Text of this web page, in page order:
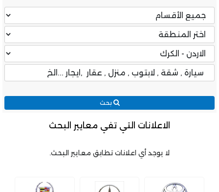
بحث
الاعلانات التي تفي معايير البحث
لا يوجد أي اعلانات تطابق معايير البحث.